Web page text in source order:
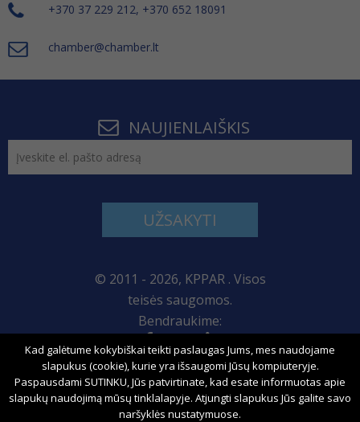
+370 37 229 212, +370 652 18091
chamber@chamber.lt
NAUJIENLAIŠKIS
UŽSAKYTI
© 2011 - 2026, KPPAR . Visos
teisės saugomos.
Bendraukime:
Svetainės žemėlapis
Kad galėtume kokybiškai teikti paslaugas Jums, mes naudojame
slapukus (cookie), kurie yra išsaugomi Jūsų kompiuteryje.
Paspausdami SUTINKU, Jūs patvirtinate, kad esate informuotas apie
slapukų naudojimą mūsų tinklalapyje. Atjungti slapukus Jūs galite savo
naršyklės nustatymuose.